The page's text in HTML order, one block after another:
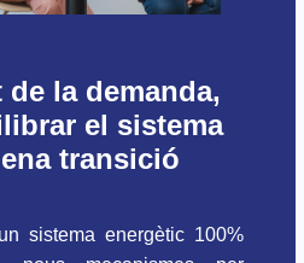
la demanda,
el sistema
transició
sistema energètic 100%